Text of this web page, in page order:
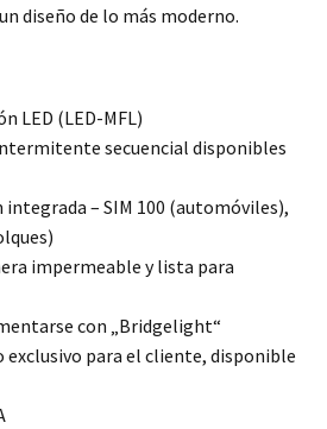
diseño de lo más moderno.
LED (LED-MFL)
secuencial disponibles
– SIM 100 (automóviles),
impermeable y lista para
con „Bridgelight“
exclusivo para el cliente, disponible